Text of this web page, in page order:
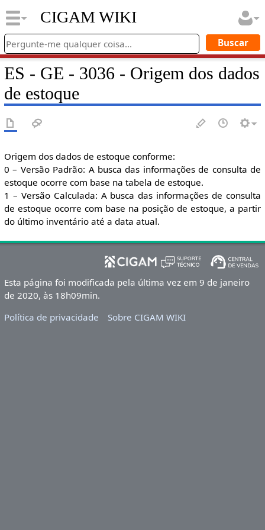
CIGAM WIKI
ES - GE - 3036 - Origem dos dados
de estoque
Origem dos dados de estoque conforme:
0 – Versão Padrão: A busca das informações de consulta de
estoque ocorre com base na tabela de estoque.
1 – Versão Calculada: A busca das informações de consulta
de estoque ocorre com base na posição de estoque, a partir
do último inventário até a data atual.
Esta página foi modificada pela última vez em 9 de janeiro
de 2020, às 18h09min.
Política de privacidade
Sobre CIGAM WIKI